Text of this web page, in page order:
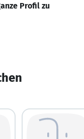
Profil zu